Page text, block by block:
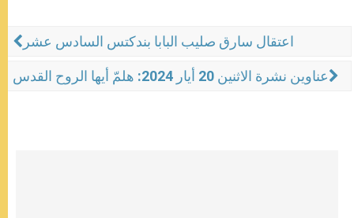
اعتقال سارق صليب البابا بندكتس السادس عشر
عناوين نشرة الاثنين 20 أيار 2024: هلمّ أيها الروح القدس